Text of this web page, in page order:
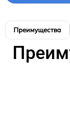
Преимущества